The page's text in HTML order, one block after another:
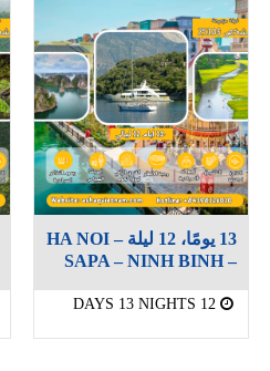
13 يومًا، 12 ليلة HA NOI –
SAPA – NINH BINH –
12 DAYS 13 NIGHTS